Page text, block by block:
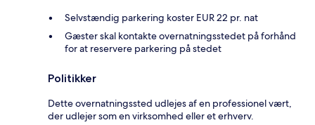
Selvstændig parkering koster EUR 22 pr. nat
Gæster skal kontakte overnatningsstedet på forhånd
for at reservere parkering på stedet
Politikker
Dette overnatningssted udlejes af en professionel vært,
der udlejer som en virksomhed eller et erhverv.